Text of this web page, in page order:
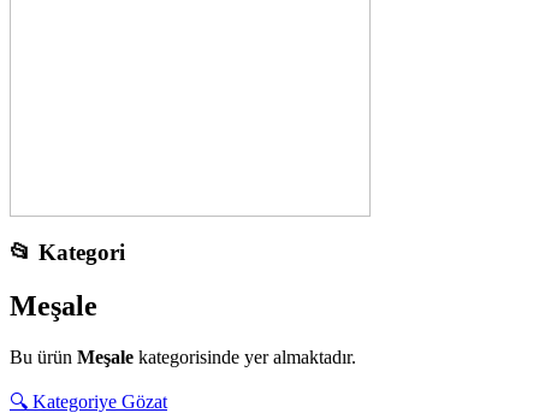
📂 Kategori
Meşale
Bu ürün Meşale kategorisinde yer almaktadır.
🔍 Kategoriye Gözat